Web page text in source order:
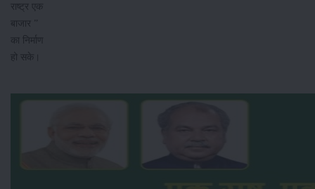
राष्ट्र एक
बाजार ”
का निर्माण
हो सके।